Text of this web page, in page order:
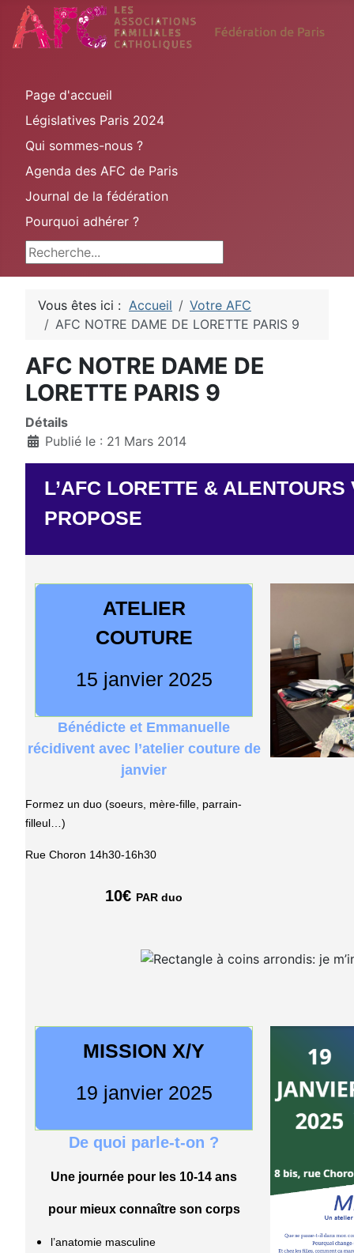
Page d'accueil
Législatives Paris 2024
Qui sommes-nous ?
Agenda des AFC de Paris
Journal de la fédération
Pourquoi adhérer ?
Rechercher
Vous êtes ici : Accueil
Votre AFC
AFC NOTRE DAME DE LORETTE PARIS 9
AFC NOTRE DAME DE
LORETTE PARIS 9
Détails
Publié le : 21 Mars 2014
L’AFC LORETTE & ALENTOURS
PROPOSE
ATELIER
COUTURE
15 janvier 2025
Bénédicte et Emmanuelle
récidivent avec l’atelier couture de
janvier
Formez un duo (soeurs, mère-fille, parrain-
filleul…)
Rue Choron 14h30-16h30
10€ PAR duo
MISSION X/Y
19 janvier 2025
De quoi parle-t-on ?
Une journée pour les 10-14 ans
pour mieux connaître son corps
l’anatomie masculine